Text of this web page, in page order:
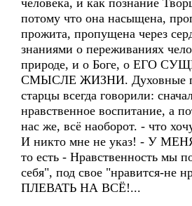
человека, и как познание
потому что она насыщена,
прожита, пропущена через
знаниями о переживаниях
природе, и о Боге, о ЕГО
СМЫСЛЕ ЖИЗНИ. Духовные
старцы всегда говорили:
нравственное воспитание, а
нас же, всё наоборот. - что
И никто мне не указ! - У
то есть - Нравственность мы
себя", под свое "нравится-не
ПЛЕВАТЬ НА ВСЁ!...